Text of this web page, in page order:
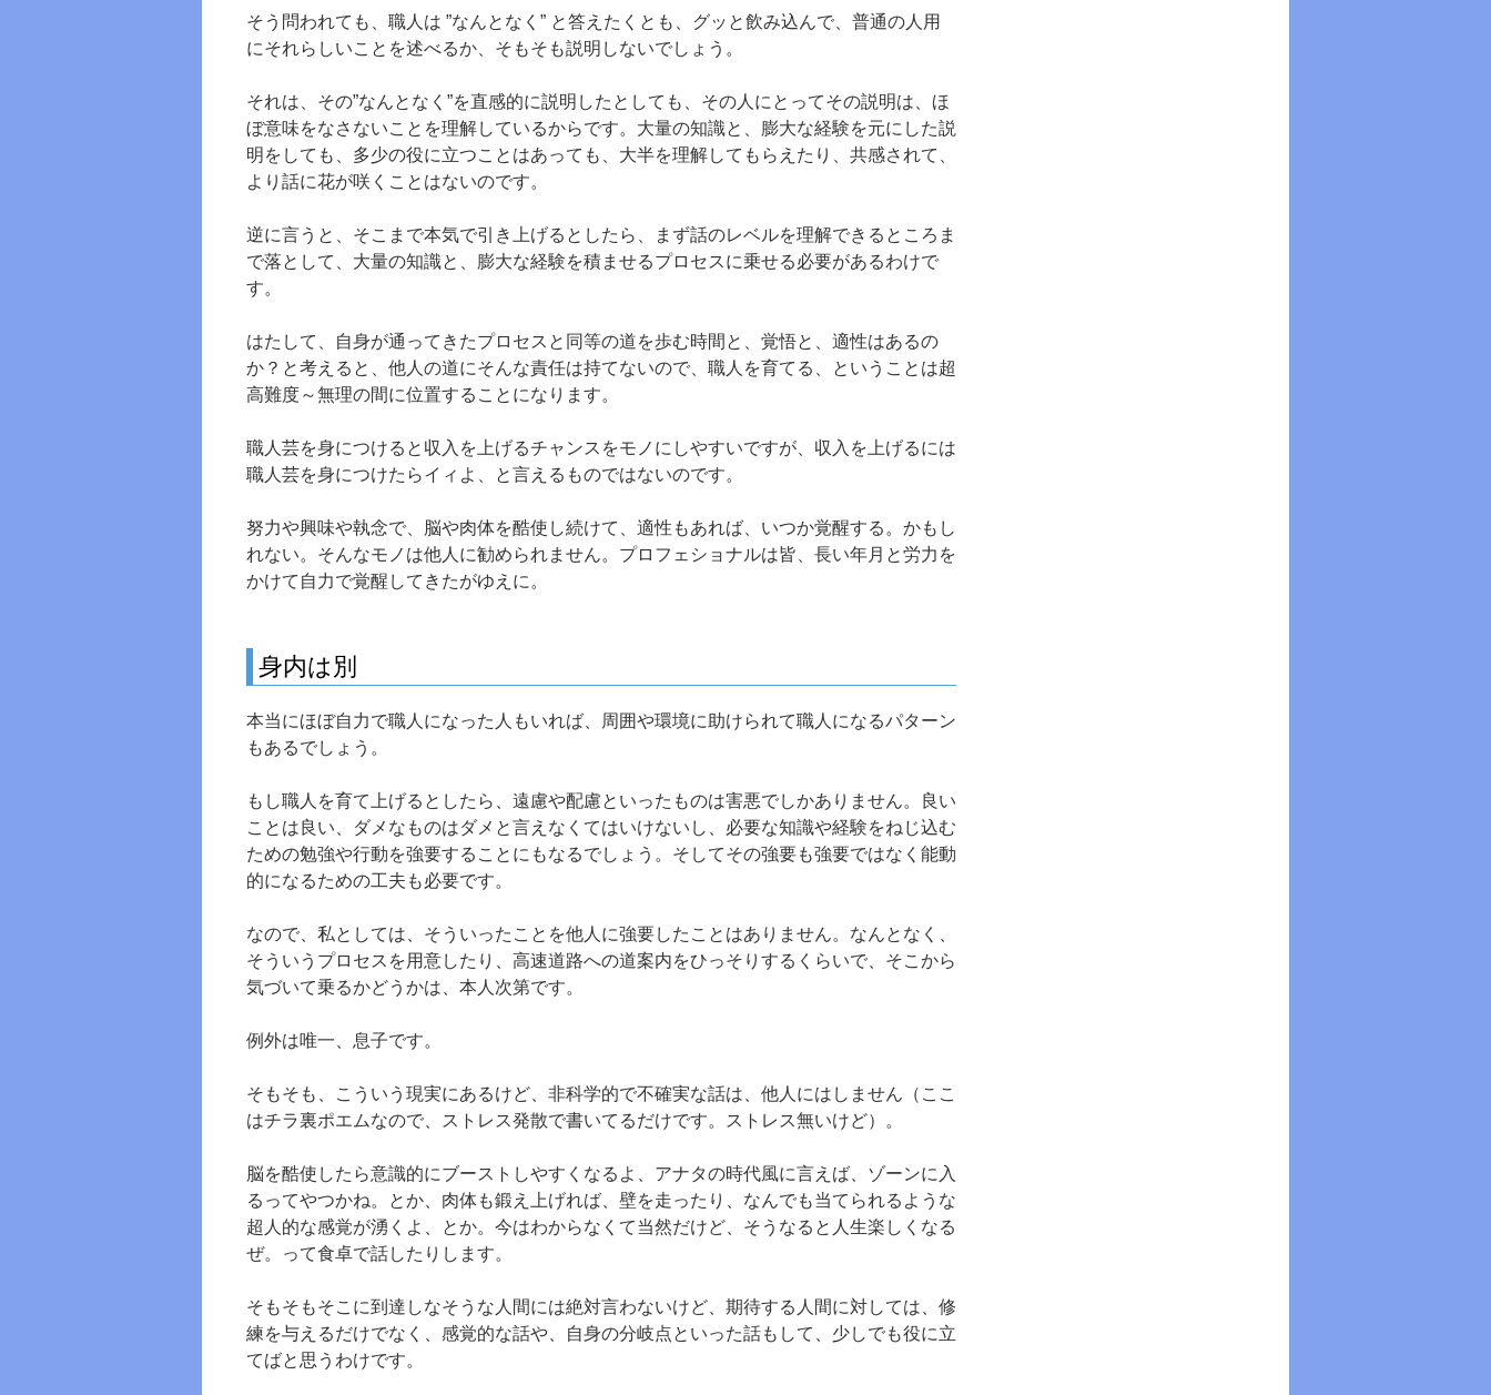
そう問われても、職人は ”なんとなく” と答えたくとも、グッと飲み込んで、普通の人用
にそれらしいことを述べるか、そもそも説明しないでしょう。
それは、その”なんとなく”を直感的に説明したとしても、その人にとってその説明は、ほ
ぼ意味をなさないことを理解しているからです。大量の知識と、膨大な経験を元にした説
明をしても、多少の役に立つことはあっても、大半を理解してもらえたり、共感されて、
より話に花が咲くことはないのです。
逆に言うと、そこまで本気で引き上げるとしたら、まず話のレベルを理解できるところま
で落として、大量の知識と、膨大な経験を積ませるプロセスに乗せる必要があるわけで
す。
はたして、自身が通ってきたプロセスと同等の道を歩む時間と、覚悟と、適性はあるの
か？と考えると、他人の道にそんな責任は持てないので、職人を育てる、ということは超
高難度～無理の間に位置することになります。
職人芸を身につけると収入を上げるチャンスをモノにしやすいですが、収入を上げるには
職人芸を身につけたらイィよ、と言えるものではないのです。
努力や興味や執念で、脳や肉体を酷使し続けて、適性もあれば、いつか覚醒する。かもし
れない。そんなモノは他人に勧められません。プロフェショナルは皆、長い年月と労力を
かけて自力で覚醒してきたがゆえに。
身内は別
本当にほぼ自力で職人になった人もいれば、周囲や環境に助けられて職人になるパターン
もあるでしょう。
もし職人を育て上げるとしたら、遠慮や配慮といったものは害悪でしかありません。良い
ことは良い、ダメなものはダメと言えなくてはいけないし、必要な知識や経験をねじ込む
ための勉強や行動を強要することにもなるでしょう。そしてその強要も強要ではなく能動
的になるための工夫も必要です。
なので、私としては、そういったことを他人に強要したことはありません。なんとなく、
そういうプロセスを用意したり、高速道路への道案内をひっそりするくらいで、そこから
気づいて乗るかどうかは、本人次第です。
例外は唯一、息子です。
そもそも、こういう現実にあるけど、非科学的で不確実な話は、他人にはしません（ここ
はチラ裏ポエムなので、ストレス発散で書いてるだけです。ストレス無いけど）。
脳を酷使したら意識的にブーストしやすくなるよ、アナタの時代風に言えば、ゾーンに入
るってやつかね。とか、肉体も鍛え上げれば、壁を走ったり、なんでも当てられるような
超人的な感覚が湧くよ、とか。今はわからなくて当然だけど、そうなると人生楽しくなる
ぜ。って食卓で話したりします。
そもそもそこに到達しなそうな人間には絶対言わないけど、期待する人間に対しては、修
練を与えるだけでなく、感覚的な話や、自身の分岐点といった話もして、少しでも役に立
てばと思うわけです。